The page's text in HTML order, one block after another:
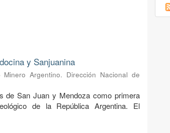
y Sanjuanina
Minero Argentino. Dirección Nacional de
de San Juan y Mendoza como primera
de la República Argentina. El